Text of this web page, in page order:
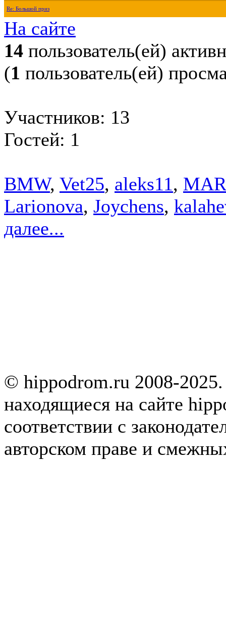
Re: Большой приз
На сайте
14 пользователь(ей)
(1 пользователь(ей)
Участников: 13
Гостей: 1
BMW, Vet25, aleks11,
Larionova, Joychens,
далее...
© hippodrom.ru 2008-
находящиеся на сайте
соответствии с
авторском праве и